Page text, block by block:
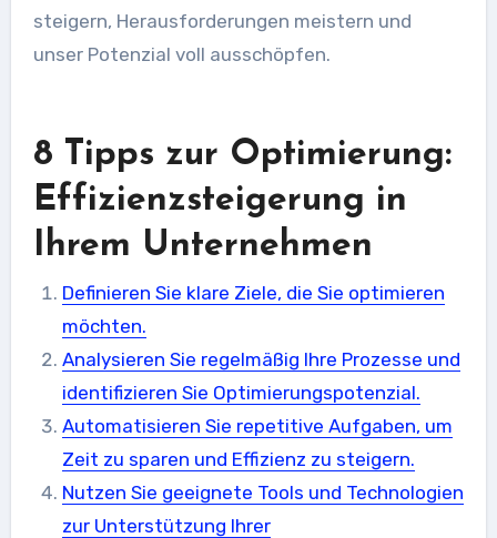
steigern, Herausforderungen meistern und
unser Potenzial voll ausschöpfen.
8 Tipps zur Optimierung:
Effizienzsteigerung in
Ihrem Unternehmen
Definieren Sie klare Ziele, die Sie optimieren
möchten.
Analysieren Sie regelmäßig Ihre Prozesse und
identifizieren Sie Optimierungspotenzial.
Automatisieren Sie repetitive Aufgaben, um
Zeit zu sparen und Effizienz zu steigern.
Nutzen Sie geeignete Tools und Technologien
zur Unterstützung Ihrer